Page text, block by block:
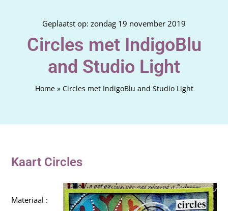
Product uitleg
Workshop | Cursus
Geplaatst op: zondag 19 november 2019
Circles met IndigoBlu
and Studio Light
Home» Circles met IndigoBlu and Studio Light
Kaart Circles
Materiaal :